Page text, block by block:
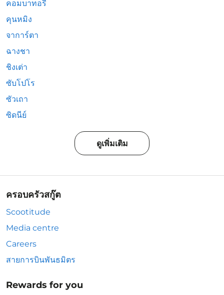
คอมบาทอรี่
คุนหมิง
จาการ์ตา
ฉางชา
ชิงเต่า
ซับโปโร
ซัวเถา
ซิดนีย์
ดูเพิ่มเติม
ครอบครัวสกู๊ต
Scootitude
Media centre
Careers
สายการบินพันธมิตร
Rewards for you